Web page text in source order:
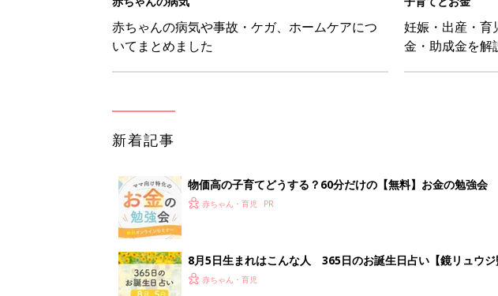
赤ちゃん・育児
しまむら「即買い必至」「機能面も◎」SNSで超話題！夏必
< 3 4 5 6 7